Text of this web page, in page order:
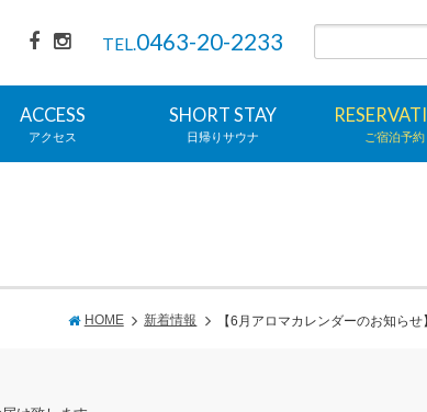
TEL.0463-20-2233
ACCESS
アクセス
SHORT STAY
日帰りサウナ ご宿泊予約
HOME 新着情報 【6月アロマカレンダーのお知らせ】